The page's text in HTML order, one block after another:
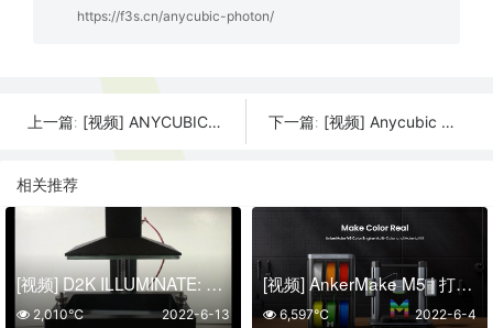
https://f3s.cn/anycubic-photon/
上一篇: [视频] ANYCUBIC Mega Zero 适合初学者的最实惠的FDM 3D打印机 下一篇: [视频] Anycubic Mega X 桌面级高精度FDM 3D打印机
相关推荐
[视频] D2K ILLUMINATE: 经济实惠的 LCD 3D打印机
2022-6-13
2,010℃
[视频] AnkerMake M5 | 打印速度快五倍的桌面3D打印机
2022-6-4
6,597℃